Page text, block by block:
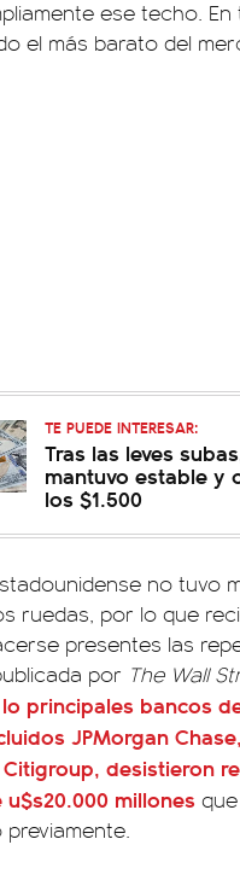
ese techo.
el más barato del
TE PUEDE INTERESAR:
Tras las leves
mantuvo estable y
los $1.500
no tuvo
ruedas, por lo que
presentes las
por The Wall
lo principales bancos
JPMorgan
desistieron
millones